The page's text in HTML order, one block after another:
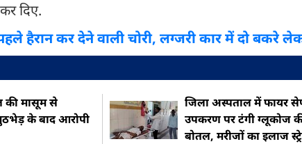
दिए.
हैरान कर देने वाली चोरी, लग्जरी कार में दो बकरे
की मासूम से
के बाद आरोपी
जिला अस्पताल में फायर
उपकरण पर टंगी ग्लूकोज
बोतल, मरीजों का इलाज